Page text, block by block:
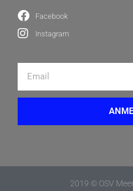
Facebook
Instagram
2019 © OSV